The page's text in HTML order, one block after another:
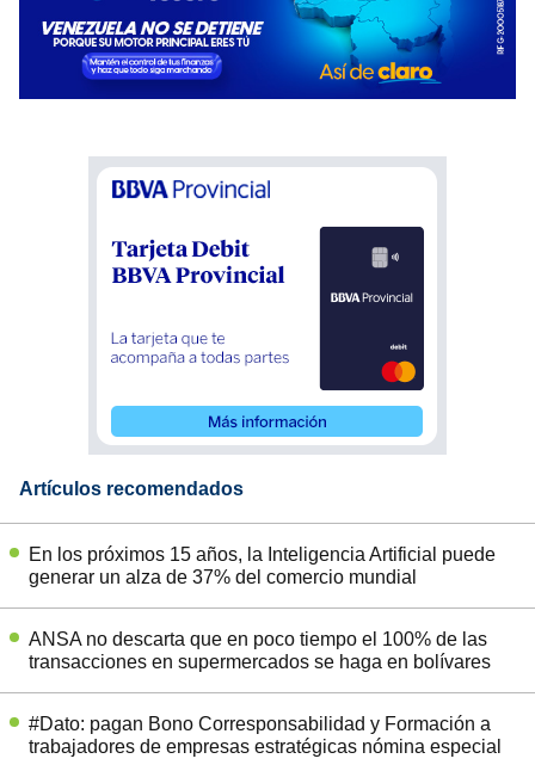
Artículos recomendados
En los próximos 15 años, la Inteligencia Artificial puede
generar un alza de 37% del comercio mundial
ANSA no descarta que en poco tiempo el 100% de las
transacciones en supermercados se haga en bolívares
#Dato: pagan Bono Corresponsabilidad y Formación a
trabajadores de empresas estratégicas nómina especial